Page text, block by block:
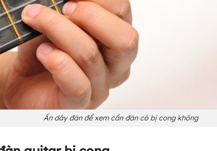
Ấn dây đàn để xem cần đàn có bị cong không